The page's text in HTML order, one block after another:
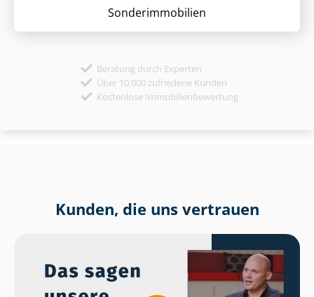
Sonder­immobilien
Beratung durch Experten
Über 10.000 zufriedene Kunden
Kostenlose Immobilienbewertung
Kunden, die uns vertrauen